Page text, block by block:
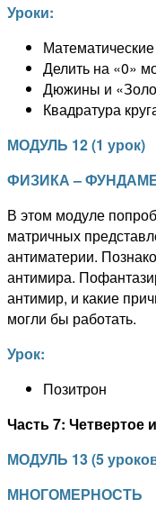
Уроки:
Делить на «0»
Дюжины и
Квадратура
МОДУЛЬ 12(1 урок)
ФИЗИКА –
В этом модуле
матричных
антиматерии.
антимира.
антимир, и какие
могли бы работать.
Урок:
Позитрон
Часть 7: Четвертое
МОДУЛЬ 13(5
МНОГОМЕРНОСТЬ